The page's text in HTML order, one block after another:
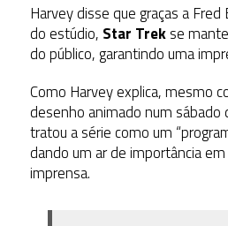
Harvey disse que graças a
do estúdio, Star Trekse
do público, garantindo uma
Como Harvey explica, mesmo
desenho animado num sábado
tratou a série como um
dando um ar de importância
imprensa.